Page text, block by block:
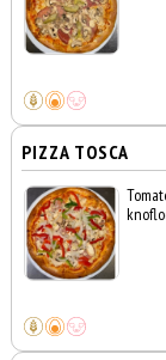
PIZZA TOSCA